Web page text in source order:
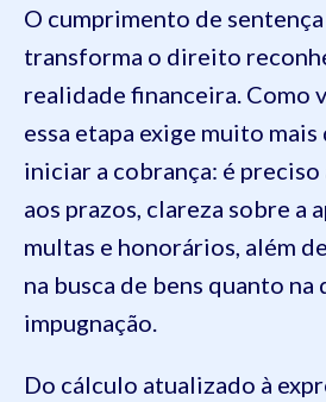
O cumprimento de sentença
transforma o direito
realidade financeira. Como
essa etapa exige muito mais
iniciar a cobrança: é
aos prazos, clareza sobre a
multas e honorários, além
na busca de bens quanto na
impugnação.
Do cálculo atualizado à